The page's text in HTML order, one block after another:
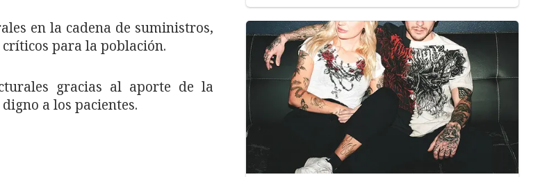
en la cadena de suministros,
para la población.
gracias al aporte de la
a los pacientes.